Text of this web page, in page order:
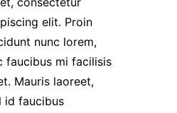
elit. Proin
nunc lorem,
faucibus mi facilisis
Mauris laoreet,
id faucibus